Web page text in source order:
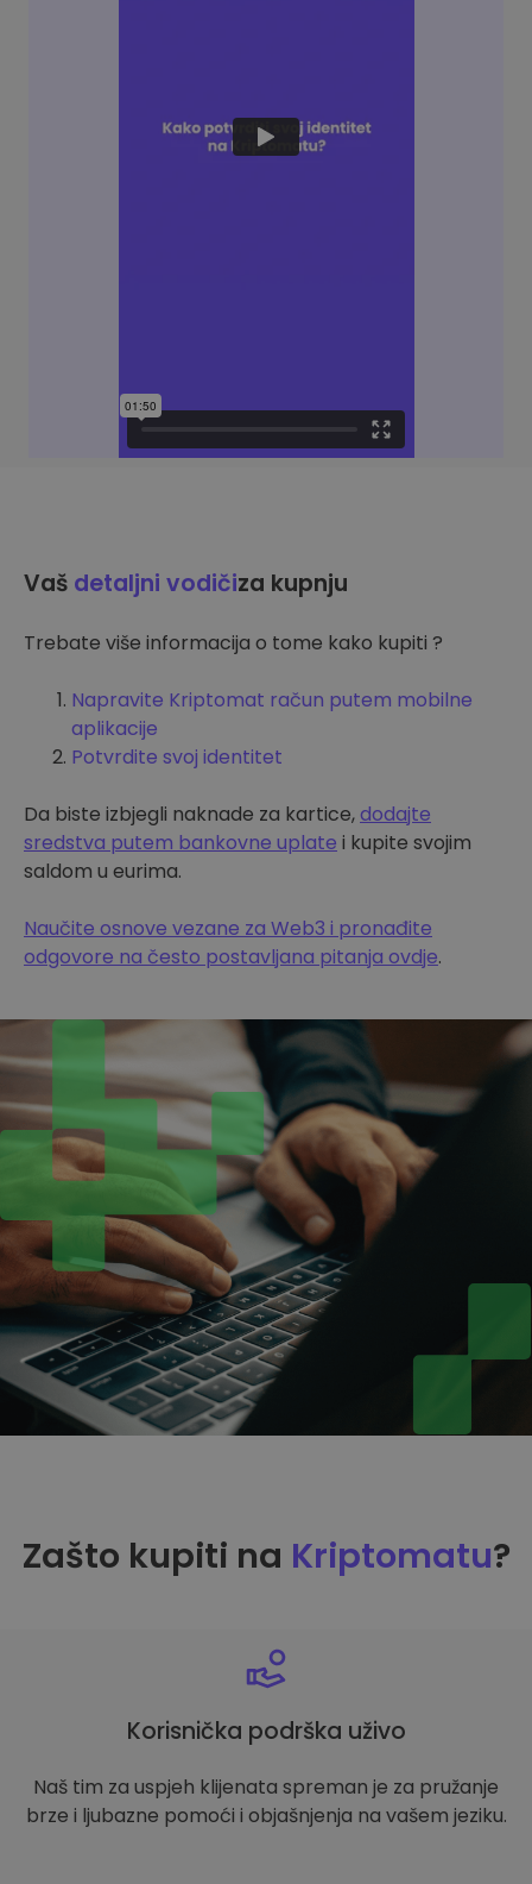
Vaš detaljni vodičiza kupnju
Trebate više informacija o tome kako kupiti ?
Napravite Kriptomat račun putem mobilne
aplikacije
Potvrdite svoj identitet
Da biste izbjegli naknade za kartice,dodajte
sredstva putem bankovne uplate i kupite svojim
saldom u eurima.
Naučite osnove vezane za Web3 i pronađite
odgovore na često postavljana pitanja ovdje.
Zašto kupiti na Kriptomatu?
Korisnička podrška uživo
Naš tim za uspjeh klijenata spreman je za pružanje
brze i ljubazne pomoći i objašnjenja na vašem jeziku.